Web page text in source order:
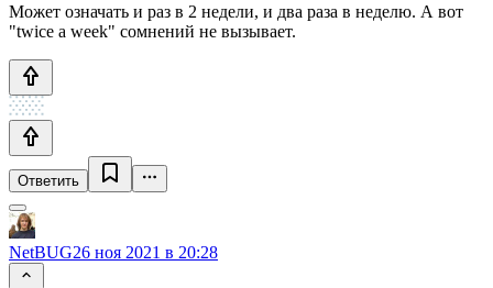
Может означать и раз в 2 недели, и два раза в неделю. А вот
"twice a week" сомнений не вызывает.
Ответить
NetBUG26 ноя 2021 в 20:28